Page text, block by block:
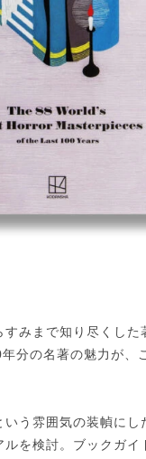
すみまで知り尽くした
分の名著の魅力が、
いう雰囲気の装幀に
を検討。ブックガイ